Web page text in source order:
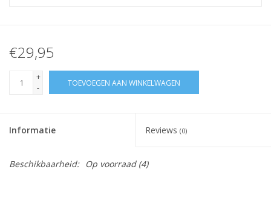
€29,95
+
-
TOEVOEGEN AAN WINKELWAGEN
Informatie Reviews (0)
Beschikbaarheid: Op voorraad(4)